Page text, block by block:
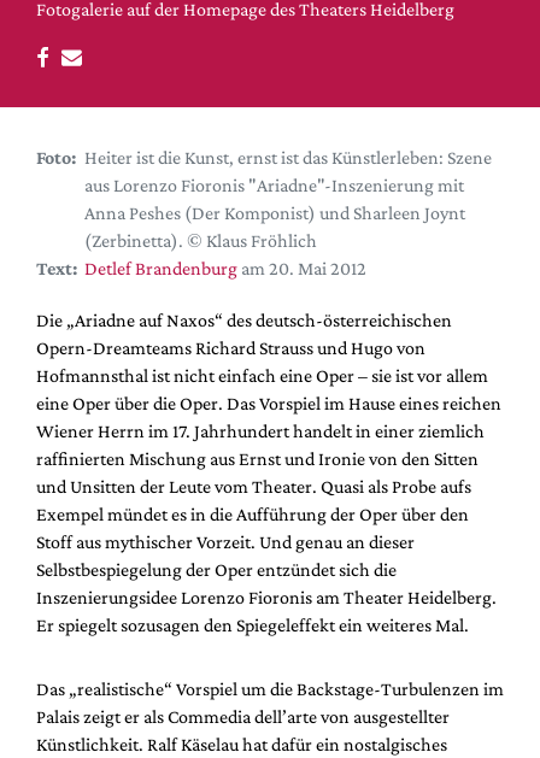
DdB-map
Kalender
Premierensuche
Hefte
Alle Hefte
Leseproben
Service
Shop / Abo
Newsletter
Redaktion
Autor:innen
Partner
Mediadaten
Suche
Fotogalerie auf der Homepage des Theaters Heidelberg
Foto: Heiter ist die Kunst, ernst ist das Künstlerleben: Szene
aus Lorenzo Fioronis "Ariadne"-Inszenierung mit
Anna Peshes (Der Komponist) und Sharleen Joynt
(Zerbinetta). © Klaus Fröhlich
Text: Detlef Brandenburg am 20. Mai 2012
Die „Ariadne auf Naxos“ des deutsch-österreichischen
Opern-Dreamteams Richard Strauss und Hugo von
Hofmannsthal ist nicht einfach eine Oper – sie ist vor allem
eine Oper über die Oper. Das Vorspiel im Hause eines reichen
Wiener Herrn im 17. Jahrhundert handelt in einer ziemlich
raffinierten Mischung aus Ernst und Ironie von den Sitten
und Unsitten der Leute vom Theater. Quasi als Probe aufs
Exempel mündet es in die Aufführung der Oper über den
Stoff aus mythischer Vorzeit. Und genau an dieser
Selbstbespiegelung der Oper entzündet sich die
Inszenierungsidee Lorenzo Fioronis am Theater Heidelberg.
Er spiegelt sozusagen den Spiegeleffekt ein weiteres Mal.
Das „realistische“ Vorspiel um die Backstage-Turbulenzen im
Palais zeigt er als Commedia dell’arte von ausgestellter
Künstlichkeit. Ralf Käselau hat dafür ein nostalgisches